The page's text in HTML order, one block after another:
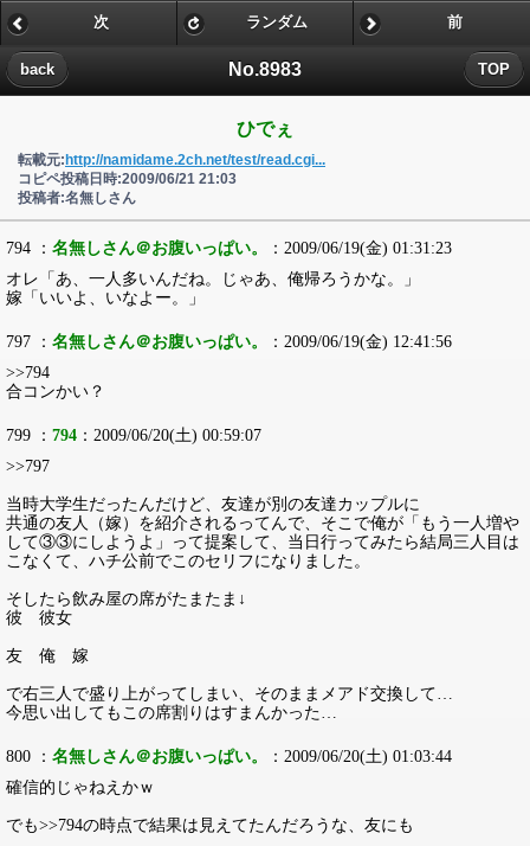
No.8983
back TOP
次 ランダム 前
ひでぇ
転載元: http://namidame.2ch.net/test/read.cgi...
コピペ投稿日時:2009/06/21 21:03
投稿者:名無しさん
794 ： 名無しさん＠お腹いっぱい。
：2009/06/19(金) 01:31:23
オレ「あ、一人多いんだね。じゃあ、俺帰ろうかな。」
嫁「いいよ、いなよー。」
797 ： 名無しさん＠お腹いっぱい。
：2009/06/19(金) 12:41:56
>>794
合コンかい？
799 ： 794 ：2009/06/20(土) 00:59:07
>>797
当時大学生だったんだけど、友達が別の友達カップルに
共通の友人（嫁）を紹介されるってんで、そこで俺が「もう一人増や
して③③にしようよ」って提案して、当日行ってみたら結局三人目は
こなくて、ハチ公前でこのセリフになりました。
そしたら飲み屋の席がたまたま↓
彼 彼女
友 俺 嫁
で右三人で盛り上がってしまい、そのままメアド交換して…
今思い出してもこの席割りはすまんかった…
800 ： 名無しさん＠お腹いっぱい。
：2009/06/20(土) 01:03:44
確信的じゃねえかｗ
でも>>794の時点で結果は見えてたんだろうな、友にも